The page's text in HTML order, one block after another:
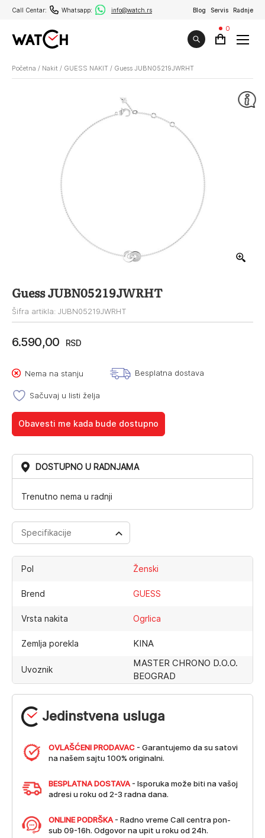
Call Centar: Whatsapp: info@watch.rs Blog Servis Radnje
0
Početna / Nakit / GUESS NAKIT / Guess JUBN05219JWRHT
Guess JUBN05219JWRHT
Šifra artikla: JUBN05219JWRHT
6.590,00 RSD
Nema na stanju Besplatna dostava
Sačuvaj u listi želja
Obavesti me kada bude dostupno
DOSTUPNO U RADNJAMA
Trenutno nema u radnji
Jedinstvena usluga
OVLAŠĆENI PRODAVAC - Garantujemo da su satovi
na našem sajtu 100% originalni.
BESPLATNA DOSTAVA - Isporuka može biti na vašoj
adresi u roku od 2-3 radna dana.
ONLINE PODRŠKA - Radno vreme Call centra pon-
sub 09-16h. Odgovor na upit u roku od 24h.
Specifikacije
Pol Ženski
Brend GUESS
Vrsta nakita Ogrlica
Zemlja porekla KINA
Uvoznik
MASTER CHRONO D.O.O.
BEOGRAD